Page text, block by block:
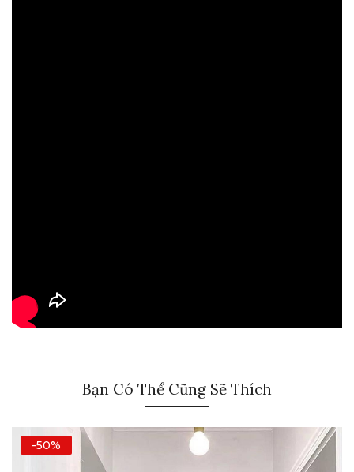
Bạn Có Thể Cũng Sẽ Thích
-50%